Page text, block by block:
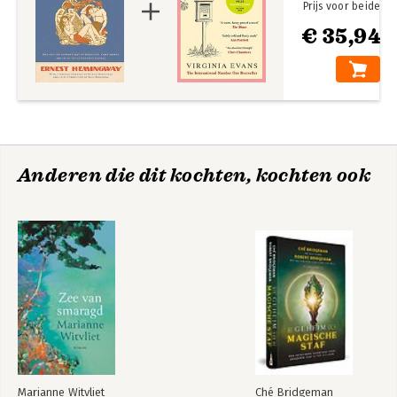
€ 35,94
Prijs voor beide
Anderen die dit kochten, kochten ook
Marianne Witvliet Ché Bridgeman